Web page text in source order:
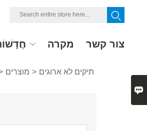
מקרה צור קשר
מוצרים > תיקים לא ארוגים
